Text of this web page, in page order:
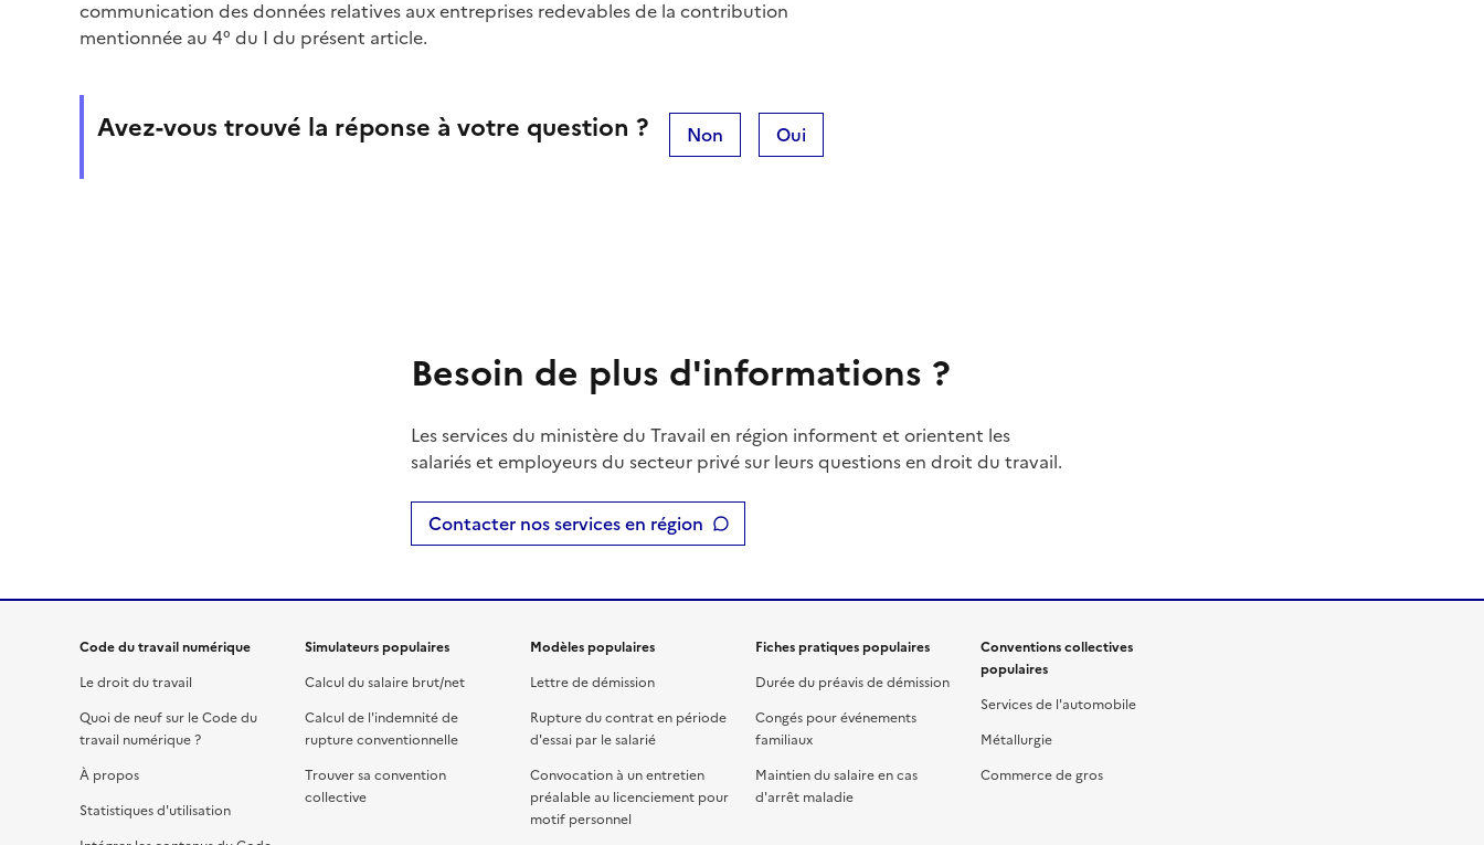
communication des données relatives aux entreprises redevables de la contribution
mentionnée au 4° du I du présent article.
Avez-vous trouvé la réponse à votre question ? Non Oui
Besoin de plus d'informations ?
Les services du ministère du Travail en région informent et orientent les
salariés et employeurs du secteur privé sur leurs questions en droit du travail.
Contacter nos services en région
Code du travail numérique
Le droit du travail
Quoi de neuf sur le Code du
travail numérique ?
À propos
Statistiques d'utilisation
Simulateurs populaires
Calcul du salaire brut/net
Calcul de l'indemnité de
rupture conventionnelle
Trouver sa convention
collective
Modèles populaires
Lettre de démission
Rupture du contrat en période
d'essai par le salarié
Convocation à un entretien
préalable au licenciement pour
motif personnel
Fiches pratiques populaires
Durée du préavis de démission
Congés pour événements
familiaux
Maintien du salaire en cas
d'arrêt maladie
Conventions collectives
populaires
Services de l'automobile
Métallurgie
Commerce de gros